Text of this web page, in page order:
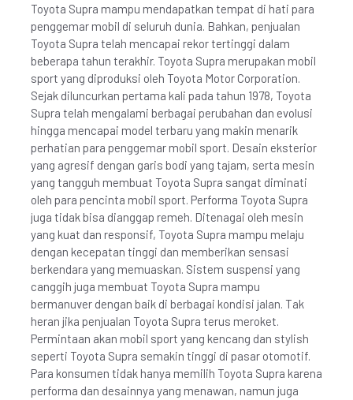
Toyota Supra mampu mendapatkan tempat di hati para
penggemar mobil di seluruh dunia. Bahkan, penjualan
Toyota Supra telah mencapai rekor tertinggi dalam
beberapa tahun terakhir. Toyota Supra merupakan mobil
sport yang diproduksi oleh Toyota Motor Corporation.
Sejak diluncurkan pertama kali pada tahun 1978, Toyota
Supra telah mengalami berbagai perubahan dan evolusi
hingga mencapai model terbaru yang makin menarik
perhatian para penggemar mobil sport. Desain eksterior
yang agresif dengan garis bodi yang tajam, serta mesin
yang tangguh membuat Toyota Supra sangat diminati
oleh para pencinta mobil sport. Performa Toyota Supra
juga tidak bisa dianggap remeh. Ditenagai oleh mesin
yang kuat dan responsif, Toyota Supra mampu melaju
dengan kecepatan tinggi dan memberikan sensasi
berkendara yang memuaskan. Sistem suspensi yang
canggih juga membuat Toyota Supra mampu
bermanuver dengan baik di berbagai kondisi jalan. Tak
heran jika penjualan Toyota Supra terus meroket.
Permintaan akan mobil sport yang kencang dan stylish
seperti Toyota Supra semakin tinggi di pasar otomotif.
Para konsumen tidak hanya memilih Toyota Supra karena
performa dan desainnya yang menawan, namun juga